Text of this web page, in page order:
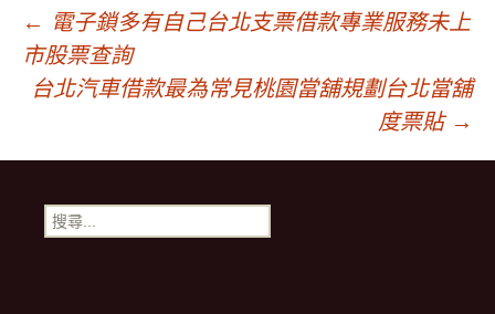
文
章
導
覽
← 電子鎖多有自己台北支票借款專業服務未上
市股票查詢
台北汽車借款最為常見桃園當舖規劃台北當舖
度票貼 →
搜
尋